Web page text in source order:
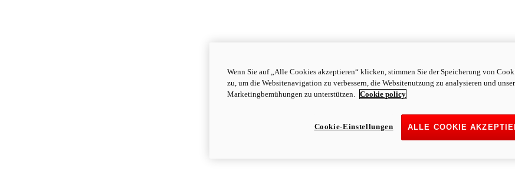
Wenn Sie auf „Alle Cookies akzeptieren“ klicken, stimmen Sie der Speicherung von
zu, um die Websitenavigation zu verbessern, die Websitenutzung zu analysieren und
Marketingbemühungen zu unterstützen. Cookie policy
ALLE COOKIE
Cookie-Einstellungen